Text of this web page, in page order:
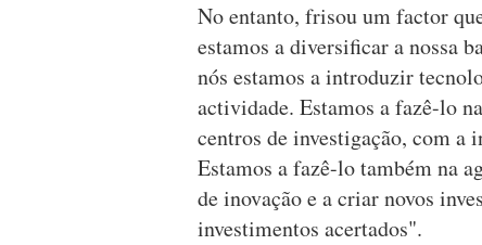
No entanto, frisou um factor
estamos a diversificar a nossa
nós estamos a introduzir
actividade. Estamos a fazê-lo
centros de investigação, com a
Estamos a fazê-lo também na
de inovação e a criar novos
investimentos acertados".